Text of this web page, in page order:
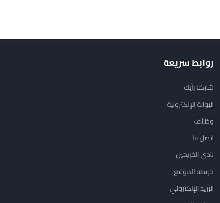
روابط سريعة
شاركنا رأيك
البوابة الإلكترونية
وظائف
اتصل بنا
نادي الخريجين
خريطة الموقع
البريد الإلكتروني